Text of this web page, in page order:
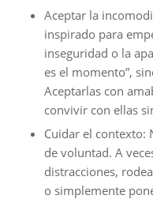
Aceptar la
inspirado para
inseguridad o la
es el momento”,
Aceptarlas con
convivir con ellas
Cuidar el contexto:
de voluntad. A
distracciones,
o simplemente